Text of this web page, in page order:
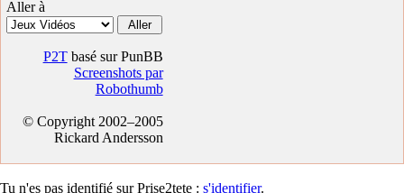
tiny bang story(1) —
—Solution the tiny bang
magnetis(1) —The tiny bang story indice
wii(1) —
Aller à
P2Tbasé sur PunBB
Screenshots par
Robothumb
© Copyright 2002–2005
Rickard Andersson
Tu n'es pas identifié sur Prise2tete : s'identifier.